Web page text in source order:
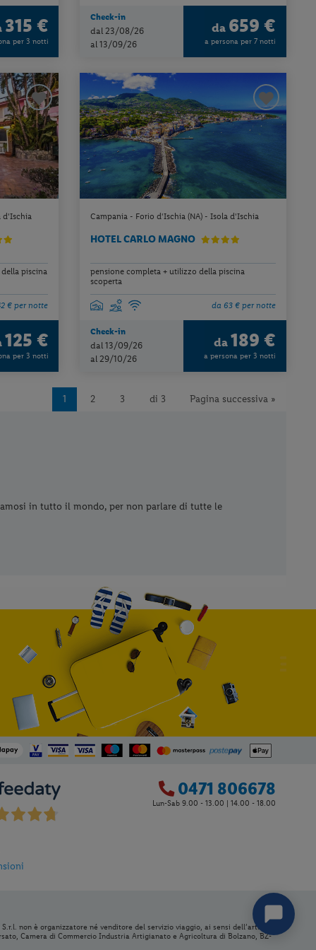
315 €
per 3 notti
Check-in
dal 23/08/26
al 13/09/26
da 659 €
a persona per 7 notti
d'Ischia
piscina
€ per notte
125 €
per 3 notti
Campania - Forio d'Ischia (NA) - Isola d'Ischia
HOTEL CARLO MAGNO
pensione completa + utilizzo della piscina
scoperta
da 63 € per notte
Check-in
dal 13/09/26
al 29/10/26
da 189 €
a persona per 3 notti
1 2 3 di 3 Pagina successiva »
in tutto il mondo, per non parlare di tutte le
0471 806678
Lun-Sab 9.00 - 13.00 | 14.00 - 18.00
non è organizzatore né venditore del servizio viaggio, ai sensi dell’articolo
Camera di Commercio Industria Artigianato e Agricoltura di Bolzano, BZ-